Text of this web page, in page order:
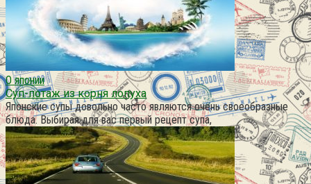
О японии
Суп-потаж из корня лопуха
Японские супы довольно часто являются очень своеобразные
блюда. Выбирая для вас первый рецепт супа,